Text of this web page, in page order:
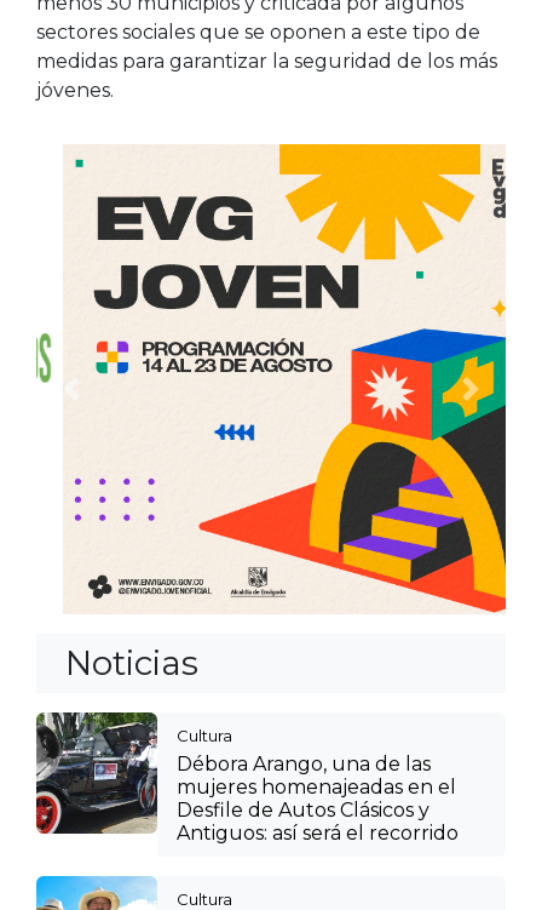
sectores sociales que se oponen a este tipo de
medidas para garantizar la seguridad de los más
jóvenes.
Noticias
Cultura
Débora Arango, una de las
mujeres homenajeadas en el
Desfile de Autos Clásicos y
Antiguos: así será el recorrido
Cultura